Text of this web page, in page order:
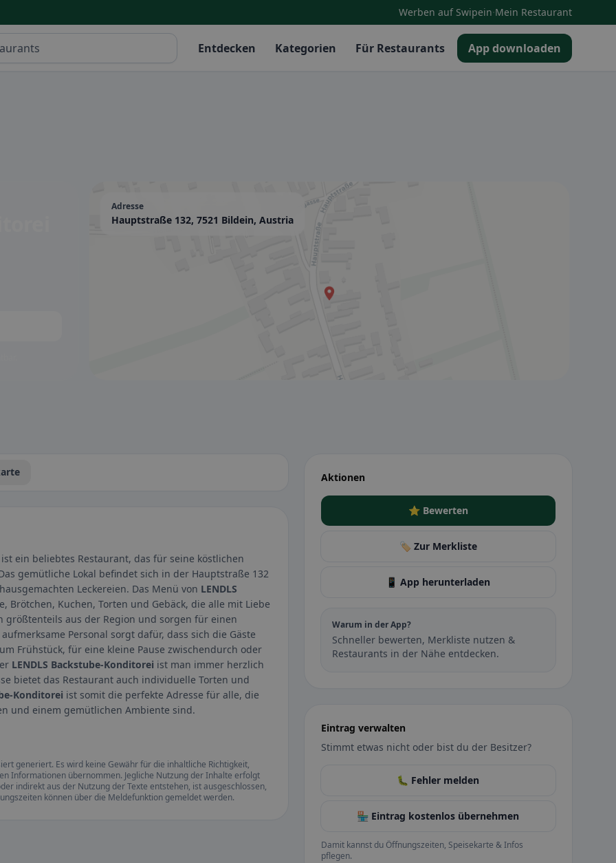
Werben auf Swipein·Mein Restaurant
Entdecken Kategorien Für Restaurants App downloaden
Adresse
Hauptstraße 132, 7521 Bildein, Austria
ein beliebtes Restaurant, das für seine köstlichen
gemütliche Lokal befindet sich in der Hauptstraße 132
Leckereien. Das Menü von LENDLS
Brötchen, Kuchen, Torten und Gebäck, die alle mit Liebe
aus der Region und sorgen für einen
Personal sorgt dafür, dass sich die Gäste
Frühstück, für eine kleine Pause zwischendurch oder
LENDLS Backstube-Konditorei ist man immer herzlich
bietet das Restaurant auch individuelle Torten und
Konditorei ist somit die perfekte Adresse für alle, die
und einem gemütlichen Ambiente sind.
generiert. Es wird keine Gewähr für die inhaltliche Richtigkeit,
Informationen übernommen. Jegliche Nutzung der Inhalte erfolgt
indirekt aus der Nutzung der Texte entstehen, ist ausgeschlossen,
können über die Meldefunktion gemeldet werden.
Aktionen
⭐ Bewerten
🏷️ Zur Merkliste
📱 App herunterladen
Warum in der App?
Schneller bewerten, Merkliste nutzen &
Restaurants in der Nähe entdecken.
Eintrag verwalten
Stimmt etwas nicht oder bist du der Besitzer?
🐛 Fehler melden
🏪 Eintrag kostenlos übernehmen
Damit kannst du Öffnungszeiten, Speisekarte & Infos
pflegen.